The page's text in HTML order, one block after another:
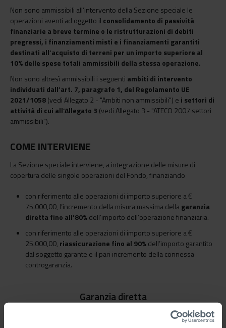
Non sono ammissibili all’intervento della Sezione speciale le
operazioni aventi ad oggetto il consolidamento di passività
finanziarie a breve termine o le ristrutturazioni di debiti
pregressi, i finanziamenti misti e i finanziamenti garantiti
destinati all’acquisto di terreni per un importo superiore al
10% delle spese totali ammissibili della stessa operazione.
Non sono altresì ammissibili i seguenti ambiti di intervento
individuati dall’art. 7, paragrafo 1, del Regolamento UE
2021/1058(vedi Allegato 2 - "Ambiti non ammissibili") e i settori di
attività di cui all’Allegato 3 (vedi Allegato 3 - "ATECO 2007 settori
ammissibili").
COME INTERVIENE
La Sezione speciale interviene, a integrazione delle misure di
copertura delle singole operazioni del Fondo, finanziando
con riferimento alle operazioni di importo superiore a €
75.000,00, l’incremento della misura massima dellagaranzia
diretta fino all’80%dell’importo dell’operazione finanziaria.
con riferimento alle operazioni di importo superiore a €
25.000,00, riassicurazione fino al 90%dell’importo garantito
dal soggetto garante e il pari incremento della connessa
controgaranzia.
Garanzia diretta
Finanziamenti per esigenze di liquidità per Imprese